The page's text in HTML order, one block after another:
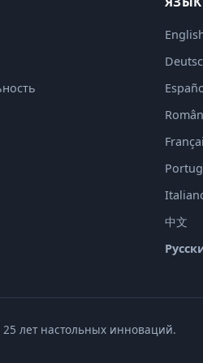
中文
лет настольных инноваций.